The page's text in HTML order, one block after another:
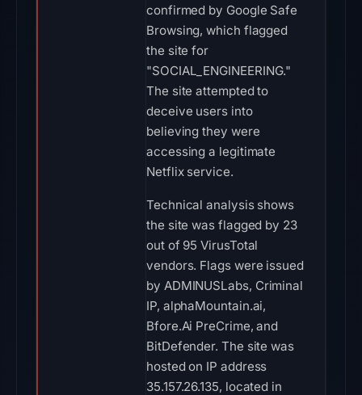
confirmed by Google Safe
Browsing, which flagged
the site for
"SOCIAL_ENGINEERING."
The site attempted to
deceive users into
believing they were
accessing a legitimate
Netflix service.
Technical analysis shows
the site was flagged by 23
out of 95 VirusTotal
vendors. Flags were issued
by ADMINUSLabs, Criminal
IP, alphaMountain.ai,
Bfore.Ai PreCrime, and
BitDefender. The site was
hosted on IP address
35.157.26.135, located in